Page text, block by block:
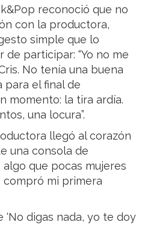
reconoció que no
con la productora,
simple que lo
participar: “Yo no me
No tenía una buena
para el final de
momento: la tira ardía.
una locura”.
llegó al corazón
una consola de
algo que pocas mujeres
mi primera
‘No digas nada, yo te doy